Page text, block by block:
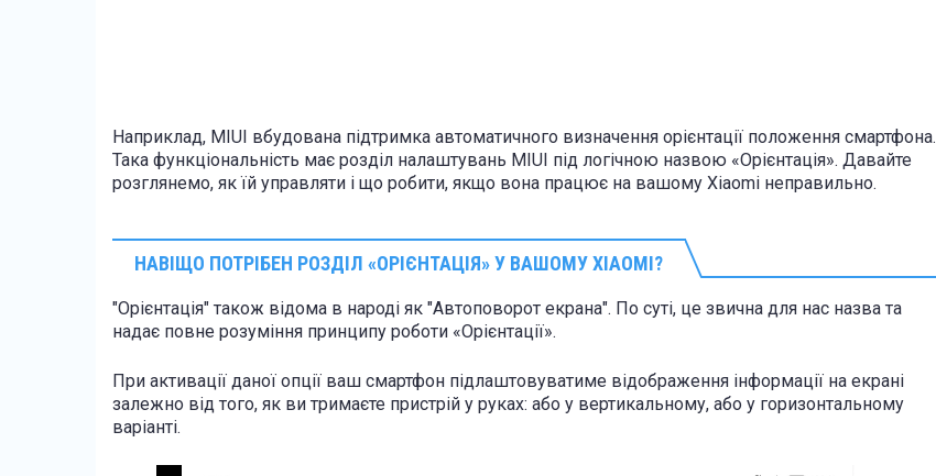
Наприклад, MIUI вбудована підтримка автоматичного визначення орієнтації положення смартфона.
Така функціональність має розділ налаштувань MIUI під логічною назвою «Орієнтація». Давайте
розглянемо, як їй управляти і що робити, якщо вона працює на вашому Xiaomi неправильно.
НАВІЩО ПОТРІБЕН РОЗДІЛ «ОРІЄНТАЦІЯ» У ВАШОМУ XIAOMI?
"Орієнтація" також відома в народі як "Автоповорот екрана". По суті, це звична для нас назва та
надає повне розуміння принципу роботи «Орієнтації».
При активації даної опції ваш смартфон підлаштовуватиме відображення інформації на екрані
залежно від того, як ви тримаєте пристрій у руках: або у вертикальному, або у горизонтальному
варіанті.